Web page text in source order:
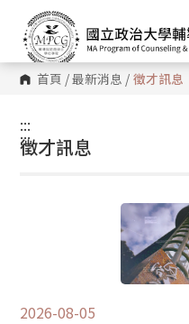
首頁 /最新消息 / 徵才訊息
:::
:::
徵才訊息
2026-08-05